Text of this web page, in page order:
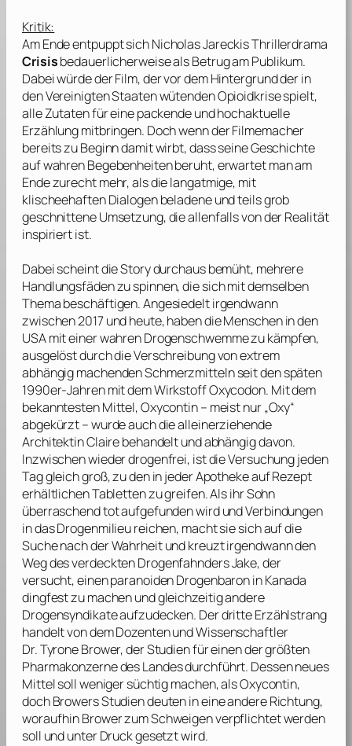
Kritik:
Am Ende entpuppt sichNicholas JareckisThrillerdrama
Crisisbedauerlicherweise als Betrug am Publikum.
Dabei würde der Film, der vor dem Hintergrund der in
den Vereinigten Staaten wütenden Opioidkrise spielt,
alle Zutaten für eine packende und hochaktuelle
Erzählung mitbringen. Doch wenn der Filmemacher
bereits zu Beginn damit wirbt, dass seine Geschichte
auf wahren Begebenheiten beruht, erwartet man am
Ende zurecht mehr, als die langatmige, mit
klischeehaften Dialogen beladene und teils grob
geschnittene Umsetzung, die allenfalls von der Realität
inspiriert ist.
Dabei scheint die Story durchaus bemüht, mehrere
Handlungsfäden zu spinnen, die sich mit demselben
Thema beschäftigen. Angesiedelt irgendwann
zwischen 2017 und heute, haben die Menschen in den
USA mit einer wahren Drogenschwemme zu kämpfen,
ausgelöst durch die Verschreibung von extrem
abhängig machenden Schmerzmitteln seit den späten
1990er-Jahren mit dem Wirkstoff Oxycodon. Mit dem
bekanntesten Mittel, Oxycontin – meist nur „Oxy“
abgekürzt – wurde auch die alleinerziehende
Architektin Claire behandelt und abhängig davon.
Inzwischen wieder drogenfrei, ist die Versuchung jeden
Tag gleich groß, zu den in jeder Apotheke auf Rezept
erhältlichen Tabletten zu greifen. Als ihr Sohn
überraschend tot aufgefunden wird und Verbindungen
in das Drogenmilieu reichen, macht sie sich auf die
Suche nach der Wahrheit und kreuzt irgendwann den
Weg des verdeckten Drogenfahnders Jake, der
versucht, einen paranoiden Drogenbaron in Kanada
dingfest zu machen und gleichzeitig andere
Drogensyndikate aufzudecken. Der dritte Erzählstrang
handelt von dem Dozenten und Wissenschaftler
Dr. Tyrone Brower, der Studien für einen der größten
Pharmakonzerne des Landes durchführt. Dessen neues
Mittel soll weniger süchtig machen, als Oxycontin,
doch Browers Studien deuten in eine andere Richtung,
woraufhin Brower zum Schweigen verpflichtet werden
soll und unter Druck gesetzt wird.